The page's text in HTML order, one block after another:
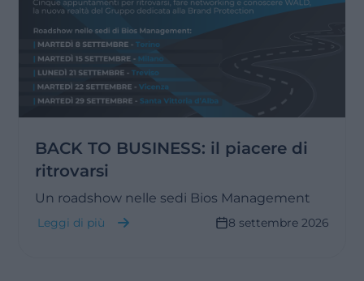
BACK TO BUSINESS: il piacere di
ritrovarsi
Un roadshow nelle sedi Bios Management
Leggi di più 8 settembre 2026